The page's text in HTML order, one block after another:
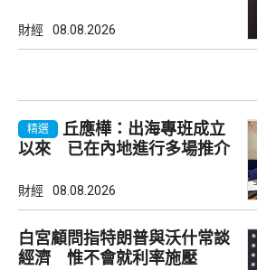
財經 08.08.2026
精選
丘應樺：出海專班成立
以來 已在內地進行多場推介
財經 08.08.2026
白宮顧問指特朗普與沃什常談
經濟 惟不會就利率施壓